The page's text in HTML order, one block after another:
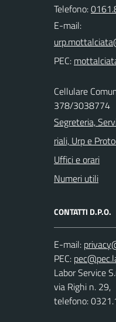
Telefono:
E-mail:
PEC:
Cellulare
378/3038774
Segreteria,
riali, Urp e
Uffici e orari
Numeri utili
CONTATTI D.P.O.
E-mail:
PEC:
Labor Service
via Righi n. 29,
telefono: